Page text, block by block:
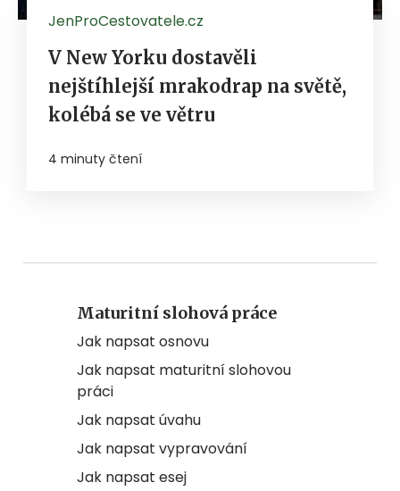
JenProCestovatele.cz
V New Yorku dostavěli
nejštíhlejší mrakodrap na světě,
kolébá se ve větru
4 minuty čtení
Maturitní slohová práce
Jak napsat osnovu
Jak napsat maturitní slohovou
práci
Jak napsat úvahu
Jak napsat vypravování
Jak napsat esej